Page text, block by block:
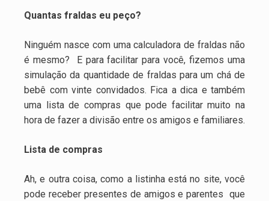
Quantas fraldas eu peço?
Ninguém nasce com uma calculadora de fraldas não
é mesmo? E para facilitar para você, fizemos uma
simulação da quantidade de fraldas para um chá de
bebê com vinte convidados. Fica a dica e também
uma lista de compras que pode facilitar muito na
hora de fazer a divisão entre os amigos e familiares.
Lista de compras
Ah, e outra coisa, como a listinha está no site, você
pode receber presentes de amigos e parentes que